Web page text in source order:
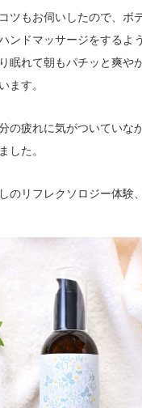
ツもお伺いしたので、ボ
ンドマッサージをするよ
眠れて朝もパチッと爽や
ます。
の疲れに気がついていな
した。
のリフレクソロジー体験